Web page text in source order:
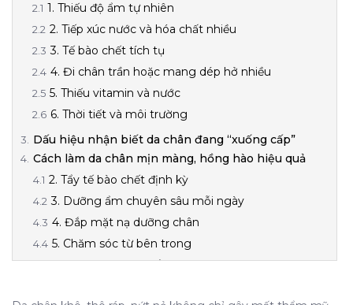
1. Thiếu độ ẩm tự nhiên
2. Tiếp xúc nước và hóa chất nhiều
3. Tế bào chết tích tụ
4. Đi chân trần hoặc mang dép hở nhiều
5. Thiếu vitamin và nước
6. Thời tiết và môi trường
Dấu hiệu nhận biết da chân đang “xuống cấp”
Cách làm da chân mịn màng, hồng hào hiệu quả
2. Tẩy tế bào chết định kỳ
3. Dưỡng ẩm chuyên sâu mỗi ngày
4. Đắp mặt nạ dưỡng chân
5. Chăm sóc từ bên trong
6. Bảo vệ da chân hằng ngày